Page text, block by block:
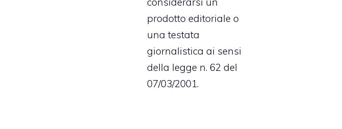
prodotto editoriale o
una testata
giornalistica ai sensi
della legge n. 62 del
07/03/2001.